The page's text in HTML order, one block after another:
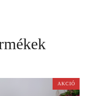
AKCIÓ